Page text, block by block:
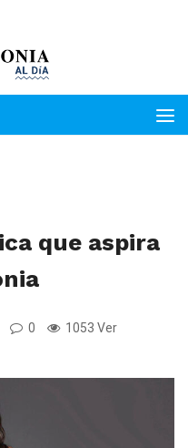
que aspira
0 1053 Ver